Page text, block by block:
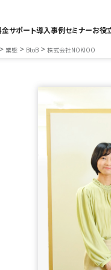
金サポート導入事例セミナーお役
> 業態 > BtoB > 株式会社NOKIOO